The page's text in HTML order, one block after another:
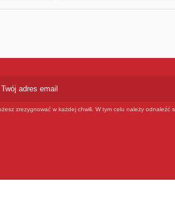
zrezygnować w każdej chwili. W tym celu należy odnaleźć